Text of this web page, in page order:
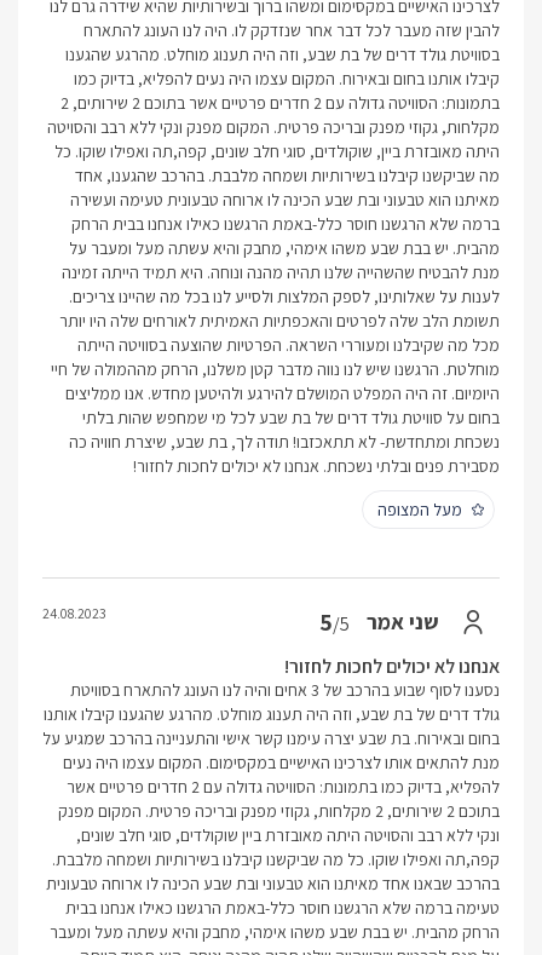
לצרכינו האישיים במקסימום ומשהו ברוך ובשירותיות שהיא שידרה גרם לנו
להבין שזה מעבר לכל דבר אחר שנזדקק לו. היה לנו העונג להתארח
בסוויטת גולד דרים של בת שבע, וזה היה תענוג מוחלט. מהרגע שהגענו
קיבלו אותנו בחום ובאירוח. המקום עצמו היה נעים להפליא, בדיוק כמו
בתמונות: הסוויטה גדולה עם 2 חדרים פרטיים אשר בתוכם 2 שירותים, 2
מקלחות, גקוזי מפנק ובריכה פרטית. המקום מפנק ונקי ללא רבב והסויטה
היתה מאובזרת ביין, שוקולדים, סוגי חלב שונים, קפה,תה ואפילו שוקו. כל
מה שביקשנו קיבלנו בשירותיות ושמחה מלבבת. בהרכב שהגענו, אחד
מאיתנו הוא טבעוני ובת שבע הכינה לו ארוחה טבעונית טעימה ועשירה
ברמה שלא הרגשנו חוסר כלל-באמת הרגשנו כאילו אנחנו בבית הרחק
מהבית. יש בבת שבע משהו אימהי, מחבק והיא עשתה מעל ומעבר על
מנת להבטיח שהשהייה שלנו תהיה מהנה ונוחה. היא תמיד הייתה זמינה
לענות על שאלותינו, לספק המלצות ולסייע לנו בכל מה שהיינו צריכים.
תשומת הלב שלה לפרטים והאכפתיות האמיתית לאורחים שלה היו יותר
מכל מה שקיבלנו ומעוררי השראה. הפרטיות שהוצעה בסוויטה הייתה
מוחלטת. הרגשנו שיש לנו נווה מדבר קטן משלנו, הרחק מההמולה של חיי
היומיום. זה היה המפלט המושלם להירגע ולהיטען מחדש. אנו ממליצים
בחום על סוויטת גולד דרים של בת שבע לכל מי שמחפש שהות בלתי
נשכחת ומתחדשת- לא תתאכזבו! תודה לך, בת שבע, שיצרת חוויה כה
מסבירת פנים ובלתי נשכחת. אנחנו לא יכולים לחכות לחזור!
מעל המצופה
שני אמר 5/5
24.08.2023
אנחנו לא יכולים לחכות לחזור!
נסענו לסוף שבוע בהרכב של 3 אחים והיה לנו העונג להתארח בסוויטת
גולד דרים של בת שבע, וזה היה תענוג מוחלט. מהרגע שהגענו קיבלו אותנו
בחום ובאירוח. בת שבע יצרה עימנו קשר אישי והתעניינה בהרכב שמגיע על
מנת להתאים אותו לצרכינו האישיים במקסימום. המקום עצמו היה נעים
להפליא, בדיוק כמו בתמונות: הסוויטה גדולה עם 2 חדרים פרטיים אשר
בתוכם 2 שירותים, 2 מקלחות, גקוזי מפנק ובריכה פרטית. המקום מפנק
ונקי ללא רבב והסויטה היתה מאובזרת ביין שוקולדים, סוגי חלב שונים,
קפה,תה ואפילו שוקו. כל מה שביקשנו קיבלנו בשירותיות ושמחה מלבבת.
בהרכב שבאנו אחד מאיתנו הוא טבעוני ובת שבע הכינה לו ארוחה טבעונית
טעימה ברמה שלא הרגשנו חוסר כלל-באמת הרגשנו כאילו אנחנו בבית
הרחק מהבית. יש בבת שבע משהו אימהי, מחבק והיא עשתה מעל ומעבר